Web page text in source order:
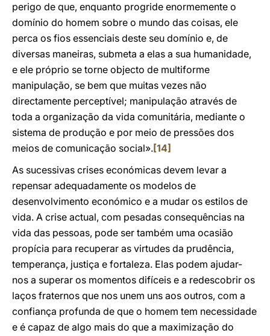
perigo de que, enquanto progride enormemente o
domínio do homem sobre o mundo das coisas, ele
perca os fios essenciais deste seu domínio e, de
diversas maneiras, submeta a elas a sua humanidade,
e ele próprio se torne objecto de multiforme
manipulação, se bem que muitas vezes não
directamente perceptível; manipulação através de
toda a organização da vida comunitária, mediante o
sistema de produção e por meio de pressões dos
meios de comunicação social».[14]
As sucessivas crises económicas devem levar a
repensar adequadamente os modelos de
desenvolvimento económico e a mudar os estilos de
vida. A crise actual, com pesadas consequências na
vida das pessoas, pode ser também uma ocasião
propícia para recuperar as virtudes da prudência,
temperança, justiça e fortaleza. Elas podem ajudar-
nos a superar os momentos difíceis e a redescobrir os
laços fraternos que nos unem uns aos outros, com a
confiança profunda de que o homem tem necessidade
e é capaz de algo mais do que a maximização do